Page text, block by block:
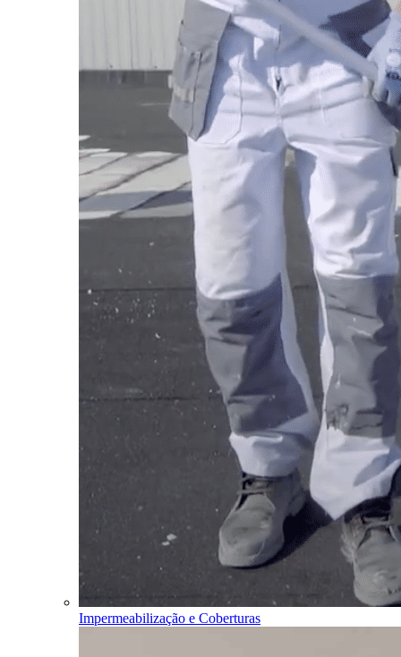
Impermeabilização e Coberturas